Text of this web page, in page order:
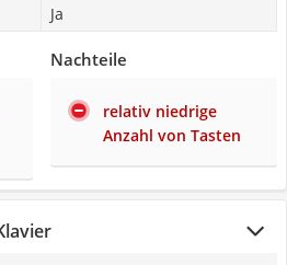
Ja
Nachteile
relativ niedrige
Anzahl von Tasten